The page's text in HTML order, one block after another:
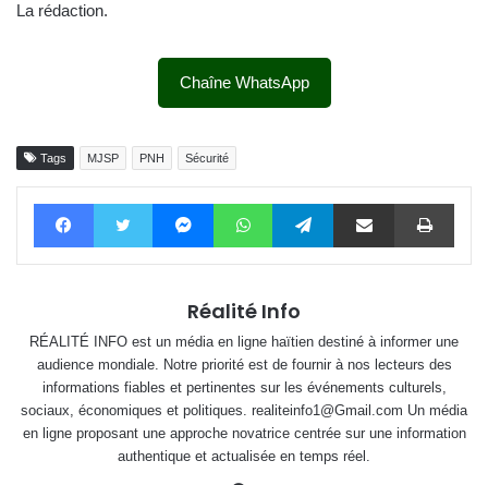
La rédaction.
Chaîne WhatsApp
Tags MJSP PNH Sécurité
FacebookTwitter MessengerWhatsAppTelegram Partager par email
Réalité Info
RÉALITÉ INFO est un média en ligne haïtien destiné à informer une
audience mondiale. Notre priorité est de fournir à nos lecteurs des
informations fiables et pertinentes sur les événements culturels,
sociaux, économiques et politiques. realiteinfo1@Gmail.com Un média
en ligne proposant une approche novatrice centrée sur une information
authentique et actualisée en temps réel.